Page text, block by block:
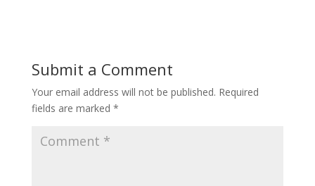
Submit a Comment
Your email address will not be published. Required
fields are marked *